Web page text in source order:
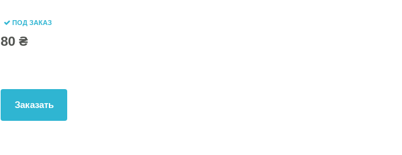
ПОД ЗАКАЗ
80 ₴
Заказать